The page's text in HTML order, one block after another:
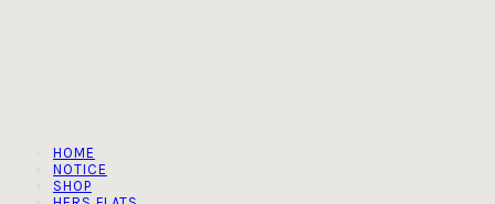
HOME
NOTICE
SHOP